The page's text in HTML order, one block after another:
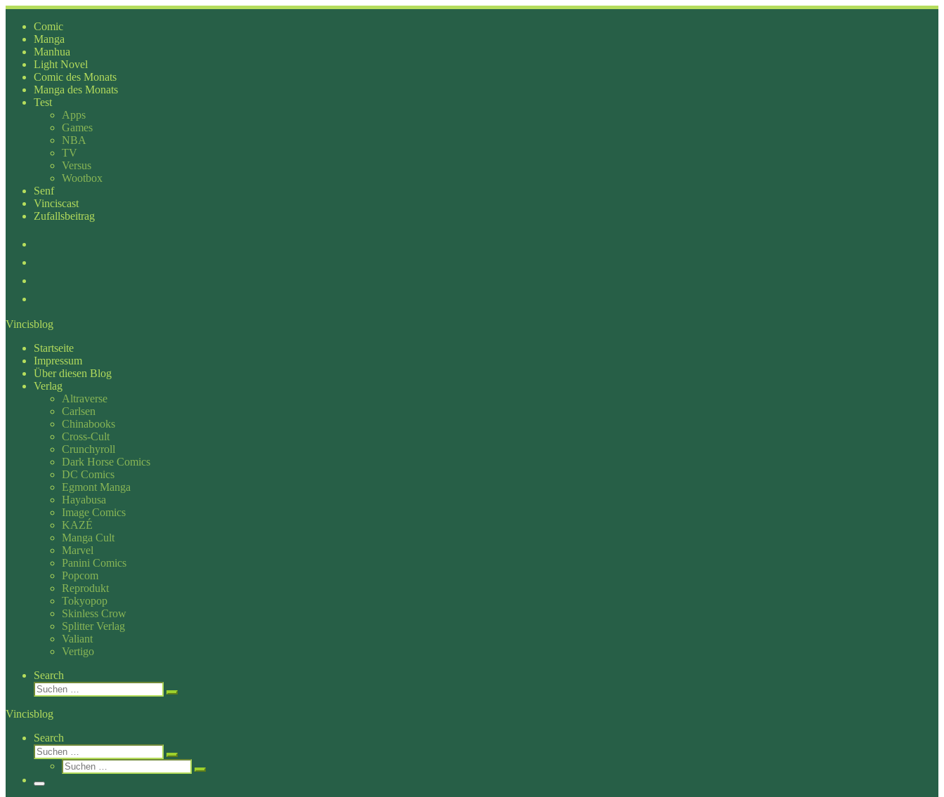
Zum
Inhalt
springen
Comic
Manga
Manhua
Light Novel
Comic des Monats
Manga des Monats
Test
Apps
Games
NBA
TV
Versus
Wootbox
Senf
Vinciscast
Zufallsbeitrag
Vincisblog
Startseite
Impressum
Über diesen Blog
Verlag
Altraverse
Carlsen
Chinabooks
Cross-Cult
Crunchyroll
Dark Horse Comics
DC Comics
Egmont Manga
Hayabusa
Image Comics
KAZÉ
Manga Cult
Marvel
Panini Comics
Popcom
Reprodukt
Tokyopop
Skinless Crow
Splitter Verlag
Valiant
Vertigo
Search
Suche
Suchen …
Vincisblog
Search
Suche
Suchen …
Suche
Suchen …
Menü